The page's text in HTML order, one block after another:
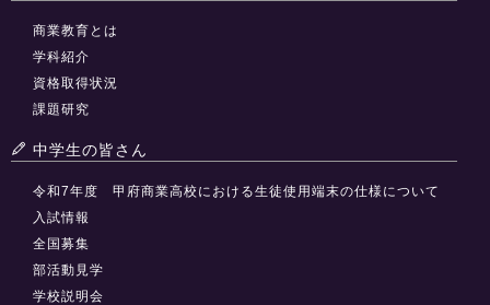
商業教育とは
学科紹介
資格取得状況
課題研究
中学生の皆さん
令和7年度 甲府商業高校における生徒使用端末の仕様について
入試情報
全国募集
部活動見学
学校説明会